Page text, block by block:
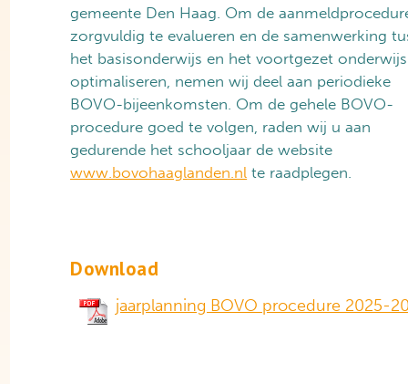
gemeente Den Haag. Om de
zorgvuldig te evalueren en de samenwerking
het basisonderwijs en het voortgezet
optimaliseren, nemen wij deel aan periodieke
BOVO-bijeenkomsten. Om de gehele BOVO-
procedure goed te volgen, raden wij u aan
gedurende het schooljaar de website
www.bovohaaglanden.nl te raadplegen.
Download
jaarplanning BOVO procedure 2025-